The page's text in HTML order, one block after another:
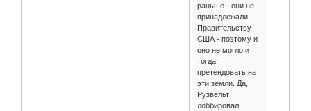
раньше -они не
принадлежали
Правительству
США - поэтому и
оно не могло и
тогда
претендовать на
эти земли. Да,
Рузвельт
лоббировал